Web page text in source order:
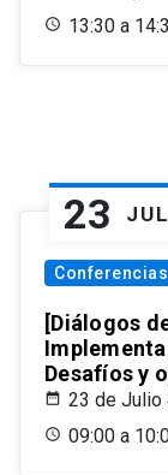
13:30 a
23 JUL
Conferencias
[Diálogos
Desafíos y
23 de Julio
09:00 a